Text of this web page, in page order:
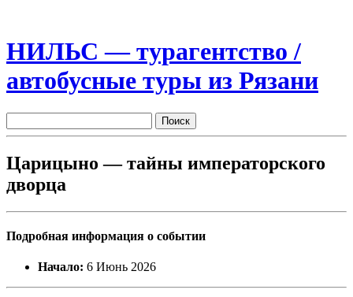
НИЛЬС — турагентство /
автобусные туры из Рязани
Царицыно — тайны императорского
дворца
Подробная информация о событии
Начало: 6 Июнь 2026